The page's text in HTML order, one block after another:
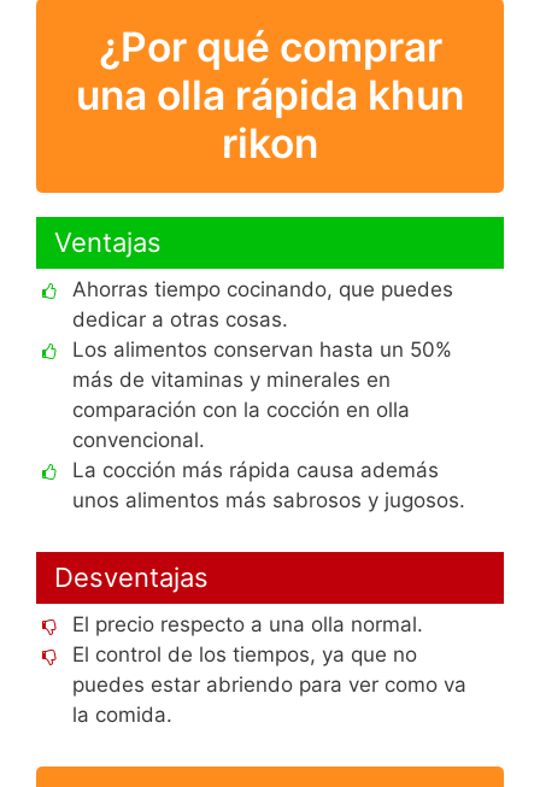
¿Por qué comprar
una olla rápida khun
rikon
Ventajas
Ahorras tiempo cocinando, que puedes
dedicar a otras cosas.
Los alimentos conservan hasta un 50%
más de vitaminas y minerales en
comparación con la cocción en olla
convencional.
La cocción más rápida causa además
unos alimentos más sabrosos y jugosos.
Desventajas
El precio respecto a una olla normal.
El control de los tiempos, ya que no
puedes estar abriendo para ver como va
la comida.